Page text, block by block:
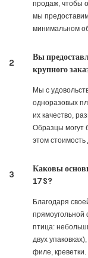
продаж, чтобы
мы
минимальном
2
Вы
крупного
Мы с
одноразовых
их качество,
Образцы могут
этом стоимость
3
Каковы
17S?
Благодаря
прямоугольной
птица:
двух
филе,